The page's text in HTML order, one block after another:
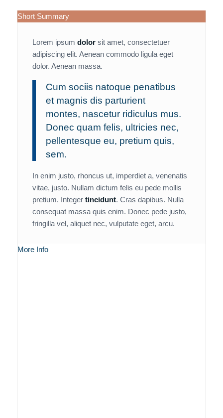
Short Summary
Lorem ipsum dolorsit amet, consectetuer
adipiscing elit. Aenean commodo ligula eget
dolor. Aenean massa.
Cum sociis natoque penatibus
et magnis dis parturient
montes, nascetur ridiculus mus.
Donec quam felis, ultricies nec,
pellentesque eu, pretium quis,
sem.
In enim justo, rhoncus ut, imperdiet a, venenatis
vitae, justo. Nullam dictum felis eu pede mollis
pretium. Integer tincidunt. Cras dapibus. Nulla
consequat massa quis enim. Donec pede justo,
fringilla vel, aliquet nec, vulputate eget, arcu.
More Info